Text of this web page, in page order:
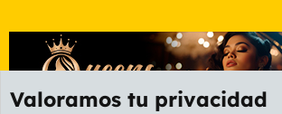
Valoramos tu privacidad